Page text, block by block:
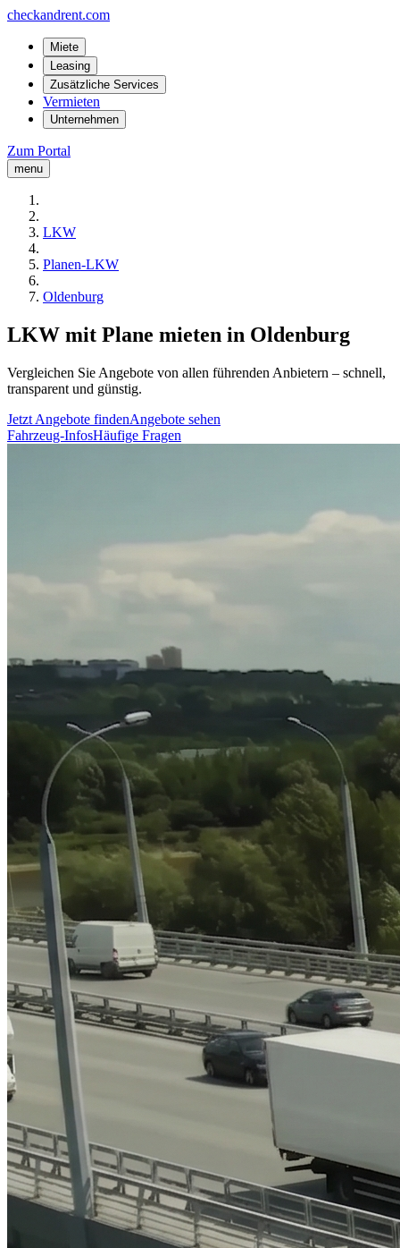
checkandrent.com
Miete
Leasing
Zusätzliche Services
Vermieten
Unternehmen
Zum Portal
menu
LKW
Planen-LKW
Oldenburg
LKW mit Plane mieten in Oldenburg
Vergleichen Sie Angebote von allen führenden Anbietern – schnell,
transparent und günstig.
Jetzt Angebote findenAngebote sehen
Fahrzeug-InfosHäufige Fragen